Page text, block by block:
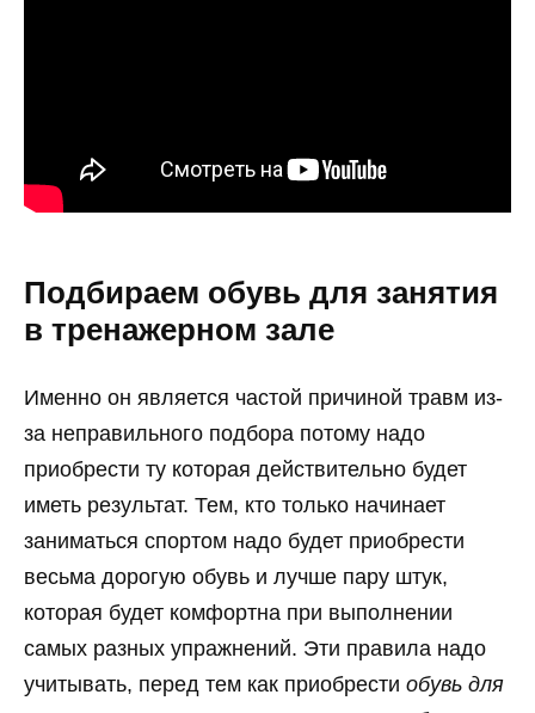
Подбираем обувь для занятия
в тренажерном зале
Именно он является частой причиной травм из-
за неправильного подбора потому надо
приобрести ту которая действительно будет
иметь результат. Тем, кто только начинает
заниматься спортом надо будет приобрести
весьма дорогую обувь и лучше пару штук,
которая будет комфортна при выполнении
самых разных упражнений. Эти правила надо
учитывать, перед тем как приобрести обувь для